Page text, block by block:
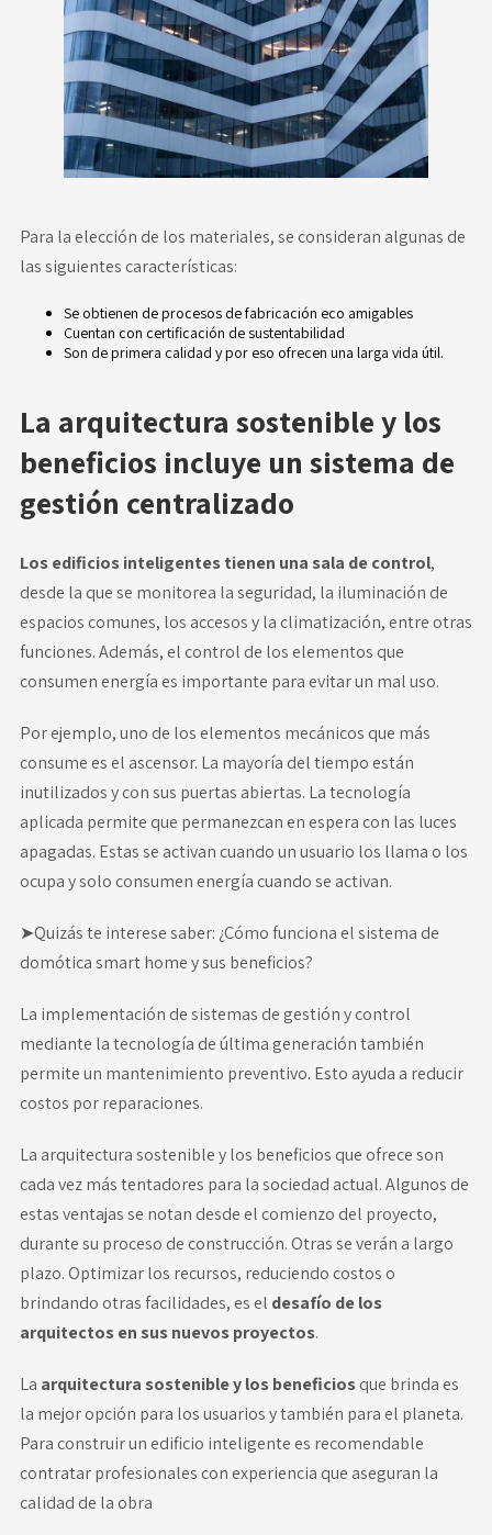
Para la elección de los materiales, se consideran algunas de
las siguientes características:
Se obtienen de procesos de fabricación eco amigables
Cuentan con certificación de sustentabilidad
Son de primera calidad y por eso ofrecen una larga vida útil.
La arquitectura sostenible y los
beneficios incluye un sistema de
gestión centralizado
Los edificios inteligentes tienen una sala de control,
desde la que se monitorea la seguridad, la iluminación de
espacios comunes, los accesos y la climatización, entre otras
funciones. Además, el control de los elementos que
consumen energía es importante para evitar un mal uso.
Por ejemplo, uno de los elementos mecánicos que más
consume es el ascensor. La mayoría del tiempo están
inutilizados y con sus puertas abiertas. La tecnología
aplicada permite que permanezcan en espera con las luces
apagadas. Estas se activan cuando un usuario los llama o los
ocupa y solo consumen energía cuando se activan.
➤Quizás te interese saber: ¿Cómo funciona el sistema de
domótica smart home y sus beneficios?
La implementación de sistemas de gestión y control
mediante la tecnología de última generación también
permite un mantenimiento preventivo. Esto ayuda a reducir
costos por reparaciones.
La arquitectura sostenible y los beneficios que ofrece son
cada vez más tentadores para la sociedad actual. Algunos de
estas ventajas se notan desde el comienzo del proyecto,
durante su proceso de construcción. Otras se verán a largo
plazo. Optimizar los recursos, reduciendo costos o
brindando otras facilidades, es el desafío de los
arquitectos en sus nuevos proyectos.
La arquitectura sostenible y los beneficiosque brinda es
la mejor opción para los usuarios y también para el planeta.
Para construir un edificio inteligente es recomendable
contratarprofesionales con experiencia que aseguran la
calidad de la obra